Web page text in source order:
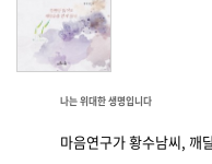
나는 위대한 생명입니다
마음연구가 황수남씨, 깨